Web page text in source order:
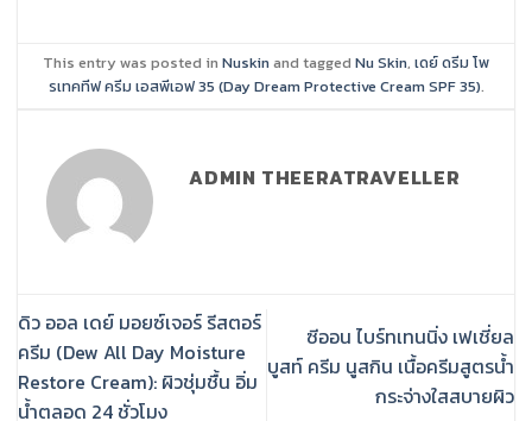
This entry was posted in Nuskin and tagged Nu Skin, เดย์ ดรีม โพ
รเทคทีฟ ครีม เอสพีเอฟ 35 (Day Dream Protective Cream SPF 35).
ADMIN THEERATRAVELLER
ดิว ออล เดย์ มอยซ์เจอร์ รีสตอร์
ครีม (Dew All Day Moisture
Restore Cream): ผิวชุ่มชื้น อิ่ม
น้ำตลอด 24 ชั่วโมง
ซีออน ไบร์ทเทนนิ่ง เฟเชี่ยล
บูสท์ ครีม นูสกิน เนื้อครีมสูตรน้ำ
กระจ่างใสสบายผิว